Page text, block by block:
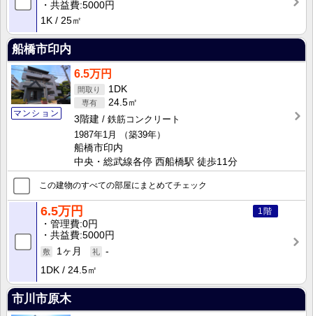
共益費 5000円
1K
25㎡
船橋市印内
マンション
6.5万円
1DK
24.5㎡
3階建
鉄筋コンクリート
1987年1月
（築39年）
船橋市印内
中央・総武線各停 西船橋駅 徒歩11分
この建物のすべての部屋にまとめてチェック
1階
6.5万円
管理費 0円
共益費 5000円
1ヶ月
-
1DK
24.5㎡
市川市原木